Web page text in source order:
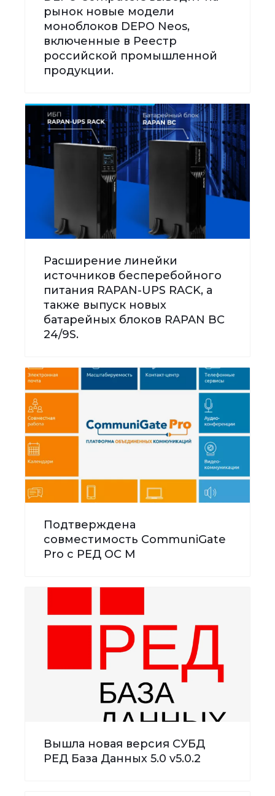
рынок новые модели
моноблоков DEPO Neos,
включенные в Реестр
российской промышленной
продукции.
Расширение линейки
источников бесперебойного
питания RAPAN-UPS RACK, а
также выпуск новых
батарейных блоков RAPAN BC
24/9S.
Подтверждена
совместимость CommuniGate
Pro с РЕД ОС М
Вышла новая версия СУБД
РЕД База Данных 5.0 v5.0.2